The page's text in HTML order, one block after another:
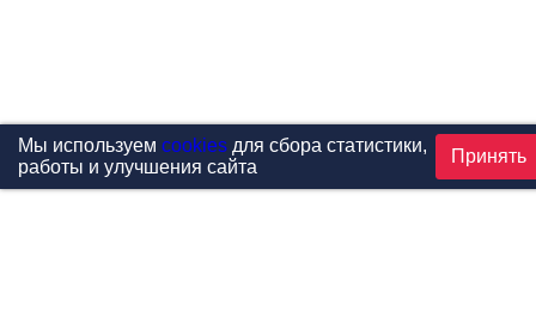
Мы используем cookiesдля сбора статистики,
работы и улучшения сайта
Принять